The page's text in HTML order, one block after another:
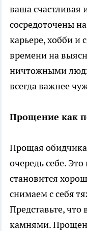
ваша счастливая
сосредоточены
карьере, хобби и
времени на
ничтожными
всегда важнее
Прощение как
Прощая
очередь себе.
становится
снимаем с себя
Представьте, что
камнями.